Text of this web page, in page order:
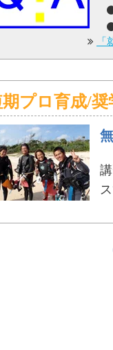
プロ育成/奨